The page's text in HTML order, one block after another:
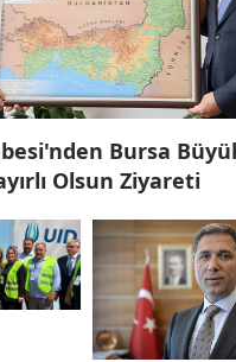
Bursa
Olsun Ziyareti